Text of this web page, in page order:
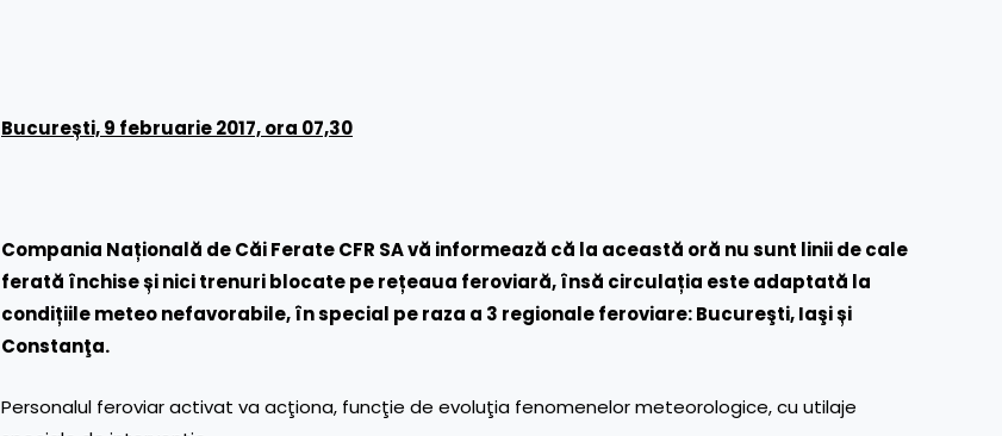
București, 9 februarie 2017, ora 07,30
Compania Națională de Căi Ferate CFR SA vă informează că la această oră nu sunt linii de cale
ferată închiseși nici trenuri blocate pe rețeaua feroviară, însă circulația este adaptată la
condițiile meteo nefavorabile, în special pe raza a 3 regionale feroviare: Bucureşti, Iaşiși
Constanţa.
Personalul feroviar activat va acţiona, funcţie de evoluţia fenomenelor meteorologice, cu utilaje